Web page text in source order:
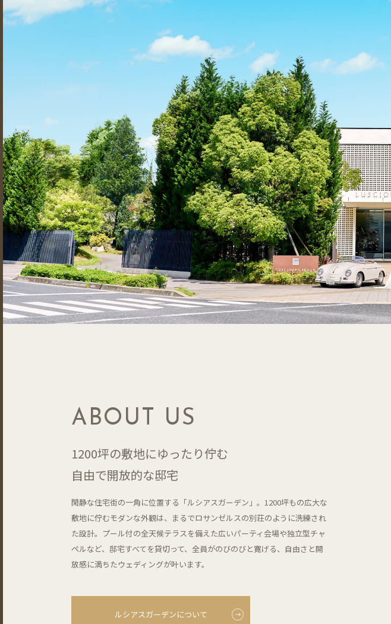
ABOUT US
1200坪の敷地にゆったり佇む
自由で開放的な邸宅
閑静な住宅街の一角に位置する「ルシアスガーデン」。1200坪もの広大な
敷地に佇むモダンな外観は、まるでロサンゼルスの別荘のように洗練され
た設計。プール付の全天候テラスを備えた広いパーティ会場や独立型チャ
ペルなど、邸宅すべてを貸切って、全員がのびのびと寛げる、自由さと開
放感に満ちたウェディングが叶います。
ルシアスガーデンについて